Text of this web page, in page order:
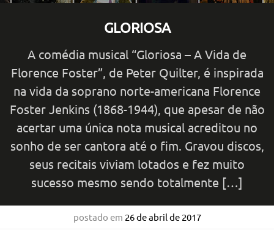
GLORIOSA
A comédia musical “Gloriosa – A Vida de
Florence Foster”, de Peter Quilter, é inspirada
na vida da soprano norte-americana Florence
Foster Jenkins (1868-1944), que apesar de não
acertar uma única nota musical acreditou no
sonho de ser cantora até o fim. Gravou discos,
seus recitais viviam lotados e fez muito
sucesso mesmo sendo totalmente […]
postado em 26 de abril de 2017